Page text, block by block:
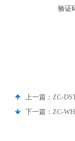
验证
上一篇： ZC-
下一篇： ZC-